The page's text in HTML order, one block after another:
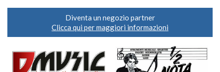
Diventa un negozio partner
Clicca qui per maggiori informazioni